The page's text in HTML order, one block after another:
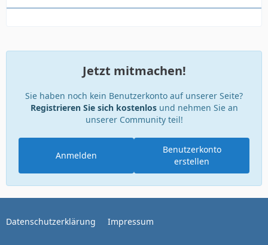
Jetzt mitmachen!
Sie haben noch kein Benutzerkonto auf unserer Seite?
Registrieren Sie sich kostenlosund nehmen Sie an
unserer Community teil!
Benutzerkonto
erstellen
Anmelden
Datenschutzerklärung Impressum